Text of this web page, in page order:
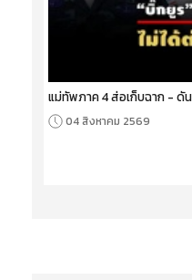
แม่ทัพภาค 4 ส่อเก็บฉาก - ดัน
04 สิงหาคม 2569